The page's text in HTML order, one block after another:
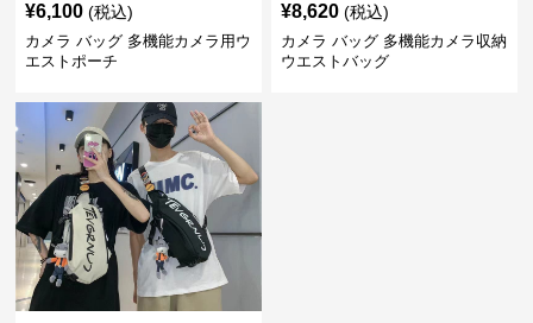
¥6,100 (税込)
カメラ バッグ 多機能カメラ用ウ
エストポーチ
¥8,620 (税込)
カメラ バッグ 多機能カメラ収納
ウエストバッグ